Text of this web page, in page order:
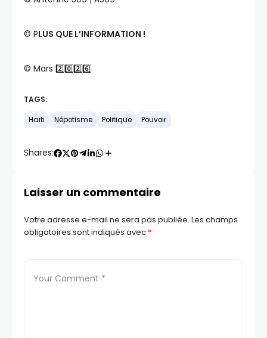
©️ PLUS QUE L’INFORMATION !
©️ Mars 2️⃣0️⃣2️⃣6️⃣
TAGS:
Haïti Népotisme Politique Pouvoir
Shares:
Laisser un commentaire
Votre adresse e-mail ne sera pas publiée. Les champs
obligatoires sont indiqués avec *